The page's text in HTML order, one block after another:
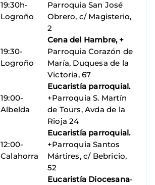
19:30h-
Logroño
Parroquia San José
Obrero, c/ Magisterio,
2
19:30-
Logroño
Cena del Hambre, +
Parroquia Corazón de
María, Duquesa de la
Victoria, 67
19:00-
Albelda
Eucaristía parroquial.
+Parroquia S. Martín
de Tours, Avda de la
Rioja 24
12:00-
Calahorra
Eucaristía parroquial.
+Parroquia Santos
Mártires, c/ Bebricio,
52
Eucaristía Diocesana-